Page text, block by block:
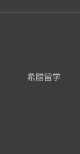
希腊留学